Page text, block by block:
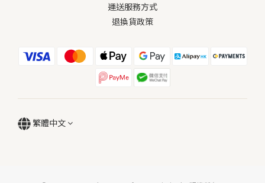
運送服務方式
退換貨政策
繁體中文